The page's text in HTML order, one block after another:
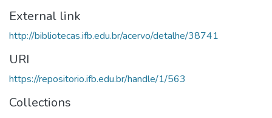
External link
http://bibliotecas.ifb.edu.br/acervo/detalhe/38741
URI
https://repositorio.ifb.edu.br/handle/1/563
Collections